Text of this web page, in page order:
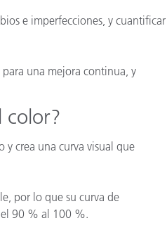
e imperfecciones, y cuantificar
una mejora continua, y
color?
y crea una curva visual que
por lo que su curva de
90 % al 100 %.